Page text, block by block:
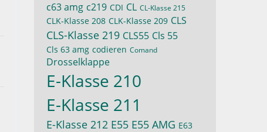
c63 amg c219 CDI CL CL-Klasse 215
CLK-Klasse 208 CLK-Klasse 209 CLS
CLS-Klasse 219 CLS55 Cls 55
Cls 63 amg codieren Comand
Drosselklappe
E-Klasse 210
E-Klasse 211
E-Klasse 212 E55 E55 AMG E63